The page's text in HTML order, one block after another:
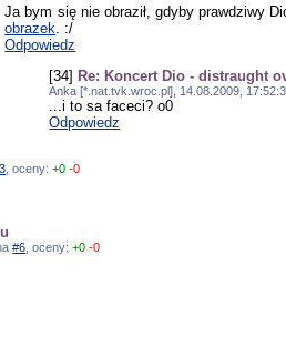
Ja bym się nie obraził, gdyby prawdziwy
obrazek . :/
Odpowiedz
[34] Re: Koncert Dio - distraught
Anka [*.nat.tvk.wroc.pl], 14.08.2009,
...i to sa faceci? o0
Odpowiedz
, oceny:+0 -0
#6 , oceny:+0 -0